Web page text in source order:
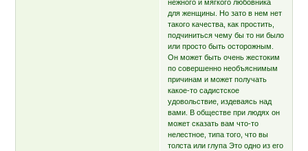
нежного и мягкого любовника
для женщины. Но зато в нем нет
такого качества, как простить,
подчиниться чему бы то ни было
или просто быть осторожным.
Он может быть очень жестоким
по совершенно необъяснимым
причинам и может получать
какое-то садистское
удовольствие, издеваясь над
вами. В обществе при людях он
может сказать вам что-то
нелестное, типа того, что вы
толста или глупа Это одно из его